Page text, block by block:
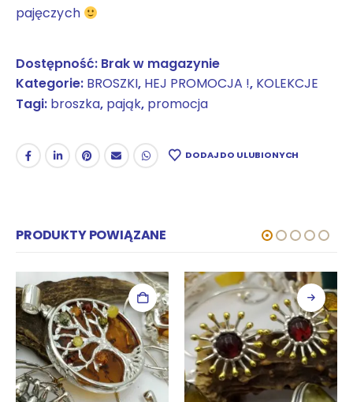
pajęczych
Dostępność: Brak w magazynie
Kategorie: BROSZKI, HEJ PROMOCJA !, KOLEKCJE
Tagi: broszka, pająk, promocja
DODAJ DO ULUBIONYCH
PRODUKTY POWIĄZANE